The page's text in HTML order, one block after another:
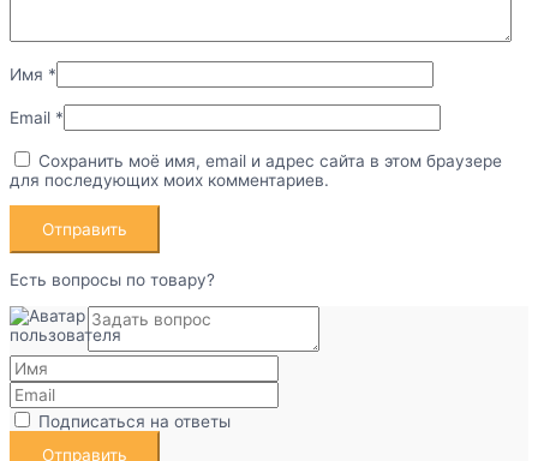
Имя *
Email *
Сохранить моё имя, email и адрес сайта в этом браузере
для последующих моих комментариев.
Есть вопросы по товару?
Подписаться на ответы